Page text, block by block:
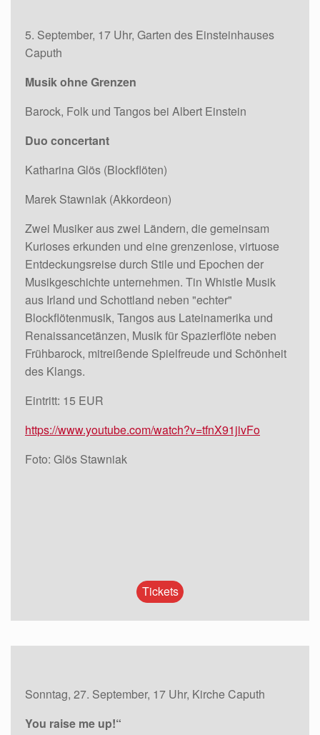
5. September, 17 Uhr, Garten des Einsteinhauses
Caputh
Musik ohne Grenzen
Barock, Folk und Tangos bei Albert Einstein
Duo concertant
Katharina Glös (Blockflöten)
Marek Stawniak (Akkordeon)
Zwei Musiker aus zwei Ländern, die gemeinsam
Kurioses erkunden und eine grenzenlose, virtuose
Entdeckungsreise durch Stile und Epochen der
Musikgeschichte unternehmen. Tin Whistle Musik
aus Irland und Schottland neben "echter"
Blockflötenmusik, Tangos aus Lateinamerika und
Renaissancetänzen, Musik für Spazierflöte neben
Frühbarock, mitreißende Spielfreude und Schönheit
des Klangs.
Eintritt: 15 EUR
https://www.youtube.com/watch?v=tfnX91jivFo
Foto: Glös Stawniak
Tickets
Sonntag, 27. September, 17 Uhr, Kirche Caputh
You raise me up!“